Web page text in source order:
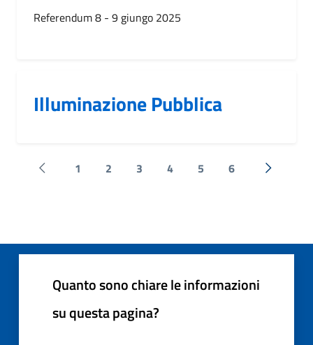
Referendum 8 - 9 giungo 2025
Illuminazione Pubblica
Pagina precedente
1 2 3 4 5 6
Quanto sono chiare le informazioni
su questa pagina?